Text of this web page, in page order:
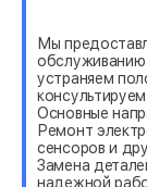
Мы
устраняем
Основные
Ремонт
сенсоров и
Замена
надежной